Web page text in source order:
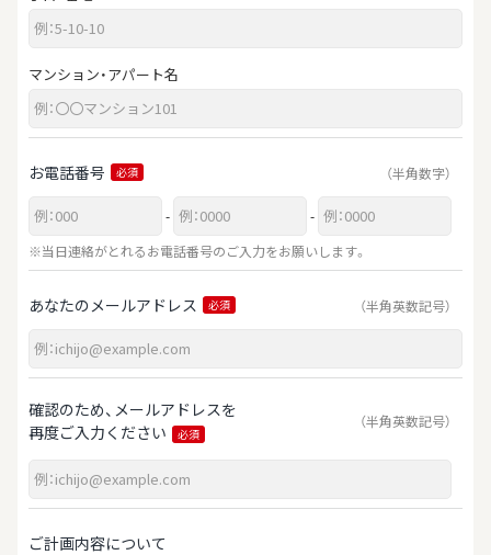
マンション・アパート名
お電話番号 必須 （半角数字）
-
-
※当日連絡がとれるお電話番号のご入力をお願いします。
あなたのメールアドレス 必須 （半角英数記号）
確認のため、メールアドレスを
再度ご入力ください
必須
（半角英数記号）
ご計画内容について